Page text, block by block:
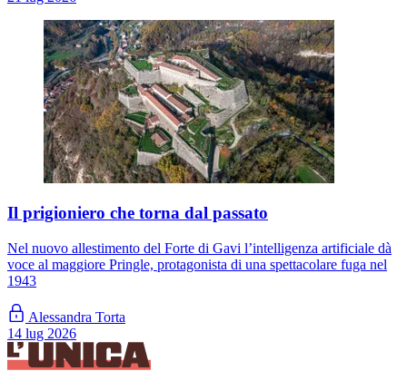
Il prigioniero che torna dal passato
Nel nuovo allestimento del Forte di Gavi l’intelligenza artificiale dà
voce al maggiore Pringle, protagonista di una spettacolare fuga nel
1943
Alessandra Torta
14 lug 2026